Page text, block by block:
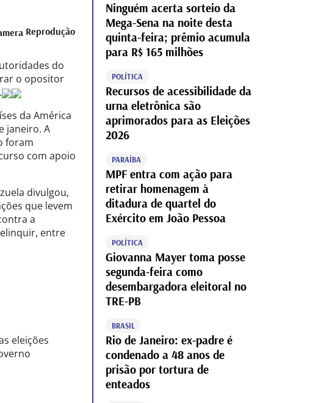
Reprodução
do
o opositor
da América
janeiro. A
foram
com apoio
divulgou,
que levem
a
entre
eleições
Ninguém acerta sorteio da
Mega-Sena na noite desta
quinta-feira; prêmio acumula
para R$ 165 milhões
POLÍTICA
Recursos de acessibilidade da
urna eletrônica são
aprimorados para as Eleições
2026
PARAÍBA
MPF entra com ação para
retirar homenagem à
ditadura de quartel do
Exército em João Pessoa
POLÍTICA
Giovanna Mayer toma posse
segunda-feira como
desembargadora eleitoral no
TRE-PB
BRASIL
Rio de Janeiro: ex-padre é
condenado a 48 anos de
prisão por tortura de
enteados